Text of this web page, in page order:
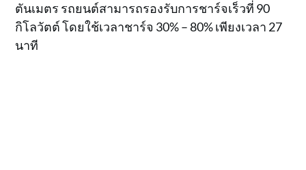
ตันเมตร รถยนต์สามารถรองรับการชาร์จเร็วที่ 90
กิโลวัตต์ โดยใช้เวลาชาร์จ 30% – 80% เพียงเวลา 27
นาที